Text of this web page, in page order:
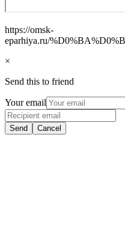
https://omsk-
eparhiya.ru/
×
Send this to friend
Your email
Send Cancel